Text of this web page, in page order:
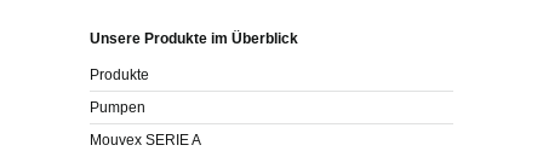
Unsere Produkte im Überblick
Produkte
Pumpen
Mouvex SERIE A